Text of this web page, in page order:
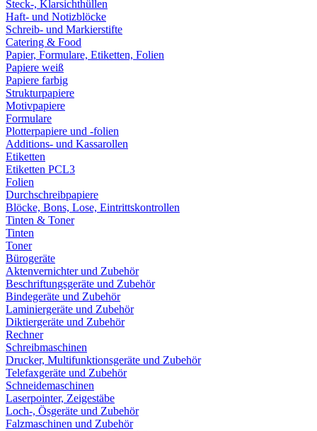
Steck-, Klarsichthüllen
Haft- und Notizblöcke
Schreib- und Markierstifte
Catering & Food
Papier, Formulare, Etiketten, Folien
Papiere weiß
Papiere farbig
Strukturpapiere
Motivpapiere
Formulare
Plotterpapiere und -folien
Additions- und Kassarollen
Etiketten
Etiketten PCL3
Folien
Durchschreibpapiere
Blöcke, Bons, Lose, Eintrittskontrollen
Tinten & Toner
Tinten
Toner
Bürogeräte
Aktenvernichter und Zubehör
Beschriftungsgeräte und Zubehör
Bindegeräte und Zubehör
Laminiergeräte und Zubehör
Diktiergeräte und Zubehör
Rechner
Schreibmaschinen
Drucker, Multifunktionsgeräte und Zubehör
Telefaxgeräte und Zubehör
Schneidemaschinen
Laserpointer, Zeigestäbe
Loch-, Ösgeräte und Zubehör
Falzmaschinen und Zubehör